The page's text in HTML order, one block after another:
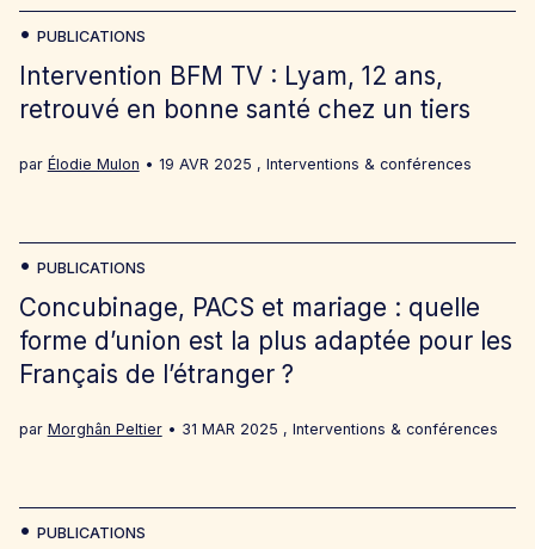
Intervention BFM TV : Lyam, 12 ans,
retrouvé en bonne santé chez un tiers
par Élodie Mulon 19 AVR 2025
PUBLICATIONS
, Interventions & conférences
Concubinage, PACS et mariage : quelle
forme d’union est la plus adaptée pour les
Français de l’étranger ?
par Morghân Peltier 31 MAR 2025
PUBLICATIONS
, Interventions & conférences
PUBLICATIONS